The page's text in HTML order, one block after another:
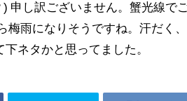
申し訳ございません。蟹光線で
梅雨になりそうですね。汗だく
ネタかと思ってました。